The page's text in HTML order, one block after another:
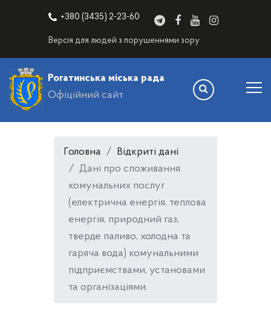
+380 (3435) 2-23-60
Версія для людей з порушеннями зору
Рогатинська міська рада
Офіційний сайт
Головна
Відкриті дані
Дані про споживання
комунальних послуг
(електрична енергія, теплова
енергія, природний газ,
тверде паливо, холодна та
гаряча вода) комунальними
підприємствами, установами
та організаціями.